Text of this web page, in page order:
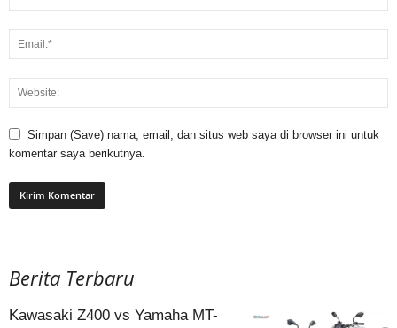
Simpan (Save) nama, email, dan situs web saya di browser ini untuk
komentar saya berikutnya.
Berita Terbaru
Kawasaki Z400 vs Yamaha MT-